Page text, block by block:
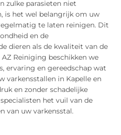
zulke parasieten niet
is het wel belangrijk om uw
te laten reinigen. Dit
en de
dieren als de kwaliteit van de
Reiniging beschikken we
ervaring en gereedschap wat
varkensstallen in Kapelle en
en zonder schadelijke
het vuil van de
van uw varkensstal.